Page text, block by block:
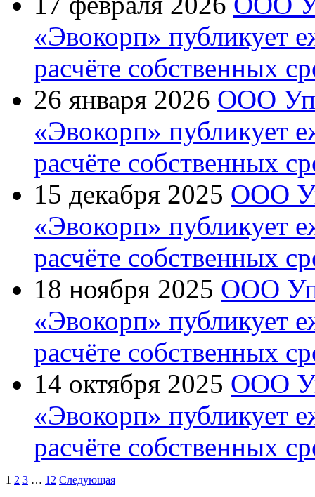
«Эвокорп» публикует
расчёте собственных
26 января 2026 ООО
«Эвокорп» публикует
расчёте собственных
15 декабря 2025 ООО
«Эвокорп» публикует
расчёте собственных
18 ноября 2025 ООО
«Эвокорп» публикует
расчёте собственных
14 октября 2025 ООО
«Эвокорп» публикует
расчёте собственных
1 2 3 … 12 Следующая